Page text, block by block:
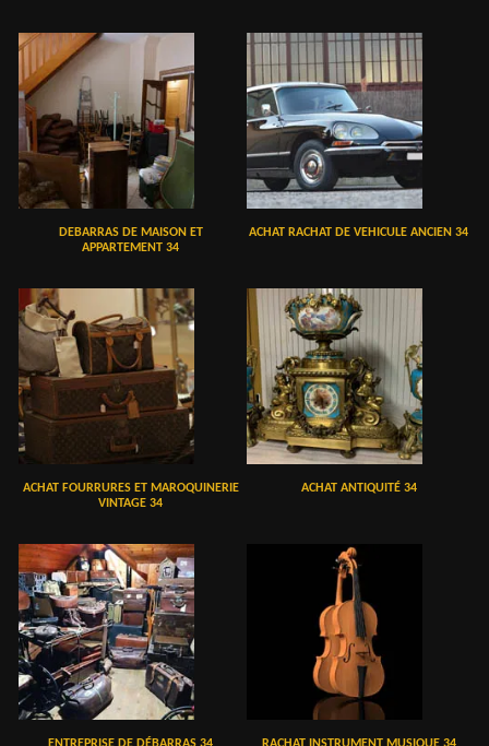
DEBARRAS DE MAISON ET
APPARTEMENT 34
ACHAT RACHAT DE VEHICULE ANCIEN 34
ACHAT FOURRURES ET MAROQUINERIE
VINTAGE 34
ACHAT ANTIQUITÉ 34